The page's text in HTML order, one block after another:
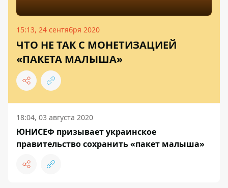
15:13, 24 сентября 2020
ЧТО НЕ ТАК С МОНЕТИЗАЦИЕЙ
«ПАКЕТА МАЛЫША»
18:04, 03 августа 2020
ЮНИСЕФ призывает украинское
правительство сохранить «пакет малыша»